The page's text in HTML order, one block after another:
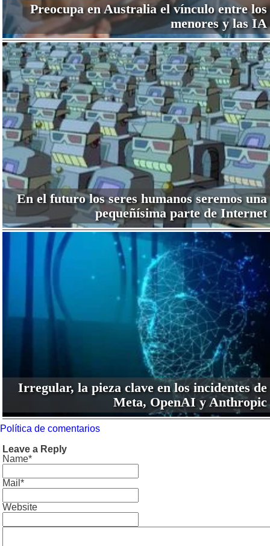
Preocupa en Australia el vínculo entre los
menores y las IA
En el futuro los seres humanos seremos una
pequeñísima parte de Internet
Irregular, la pieza clave en los incidentes de
Meta, OpenAI y Anthropic
Política de comentarios
Leave a Reply
Name*
Mail*
Website